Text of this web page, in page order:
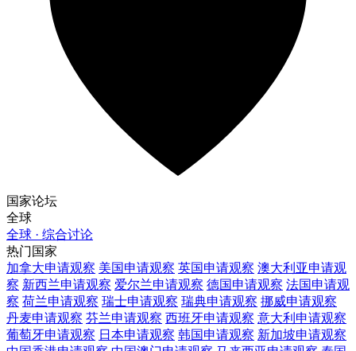
国家论坛
全球
全球 · 综合讨论
热门国家
加拿大申请观察 美国申请观察 英国申请观察 澳大利亚申请观
察 新西兰申请观察 爱尔兰申请观察 德国申请观察 法国申请观
察 荷兰申请观察 瑞士申请观察 瑞典申请观察 挪威申请观察
丹麦申请观察 芬兰申请观察 西班牙申请观察 意大利 申请观察
葡萄牙申请观察 日本申请观察 韩国申请观察 新加坡申请观察